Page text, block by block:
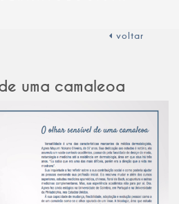
voltar
uma camaleoa